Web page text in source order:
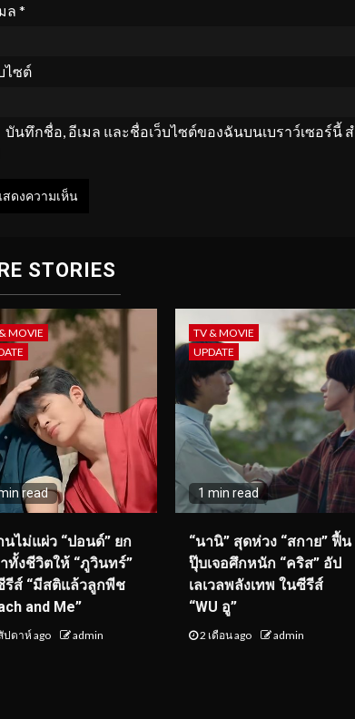
ล *
ไซต์
บันทึกชื่อ, อีเมล และชื่อเว็บไซต์ของฉันบนเบราว์เซอร์นี้
STORIES
MOVIE
read
นไม่แผ่ว “ปอนด์” ยก
าทั้งชีวิตให้ “ภูวินทร์”
รีส์ “มีสติแล้วลูกพีช
and Me”
ปดาห์ ago admin
TV & MOVIE
UPDATE
1 min read
“นานิ” สุดห่วง “สกาย” ฟื้น
ปุ๊บเจอศึกหนัก “คริส” อัป
เลเวลพลังเทพ ในซีรีส์
“WU อู”
2 เดือน ago admin